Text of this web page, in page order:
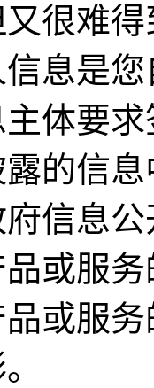
很难
息是
体要
的信
信息
或服
或服